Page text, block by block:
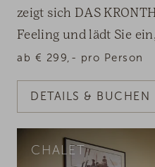
zeigt sich DAS
Feeling und lädt Sie
großen Gefühlen zu
ab € 299,- pro Person
DETAILS & BUCHEN
CHALET